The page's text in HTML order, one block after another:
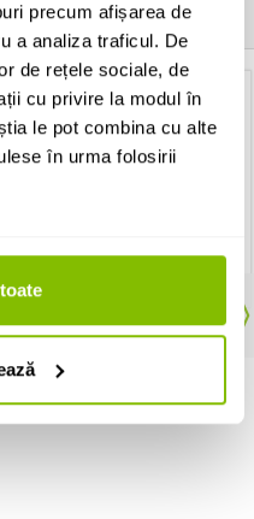
precum afișarea de
a analiza traficul. De
de rețele sociale, de
cu privire la modul în
le pot combina cu alte
în urma folosirii
au mai cumparat si:
Pana chitara pentru deget
GEWA Thumb Ring Celluloid